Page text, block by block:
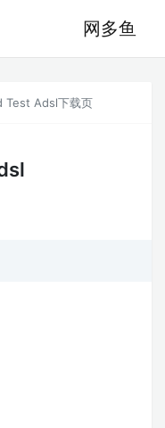
网多鱼
Test Adsl下载页